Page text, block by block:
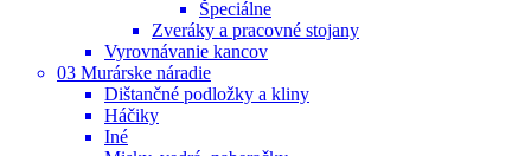
Špeciálne
Zveráky a pracovné stojany
Vyrovnávanie kancov
03 Murárske náradie
Dištančné podložky a kliny
Háčiky
Iné